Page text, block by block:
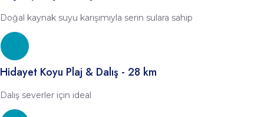
Doğal kaynak suyu karışımıyla serin sulara sahip
Hidayet Koyu Plaj & Dalış - 28 km
Dalış severler için ideal